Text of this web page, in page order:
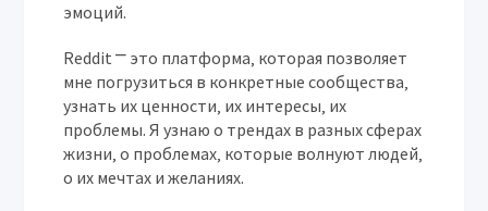
эмоций.
Reddit ⎻ это платформа‚ которая позволяет
мне погрузиться в конкретные сообщества‚
узнать их ценности‚ их интересы‚ их
проблемы. Я узнаю о трендах в разных сферах
жизни‚ о проблемах‚ которые волнуют людей‚
о их мечтах и желаниях.